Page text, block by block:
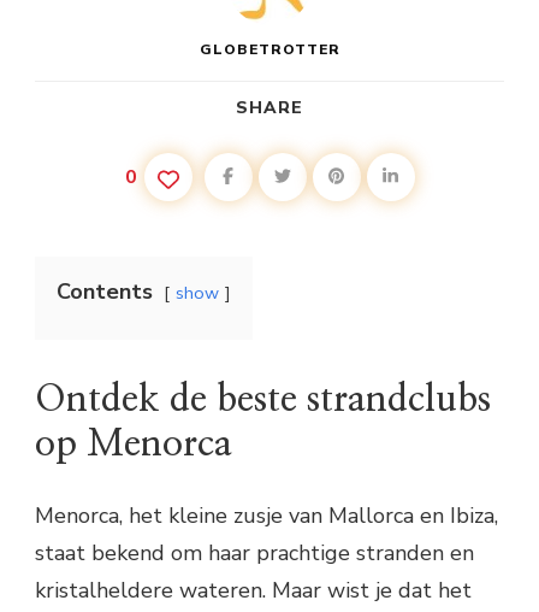
GLOBETROTTER
SHARE
0
Contents show
Ontdek de beste strandclubs
op Menorca
Menorca, het kleine zusje van Mallorca en Ibiza,
staat bekend om haar prachtige stranden en
kristalheldere wateren. Maar wist je dat het